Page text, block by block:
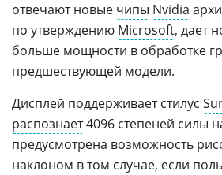
отвечают новые чипы Nvidia
по утверждению Microsoft, дает
больше мощности в обработке
предшествующей модели.
Дисплей поддерживает стилус
распознает4096 степеней силы
предусмотрена возможность
наклоном в том случае, если